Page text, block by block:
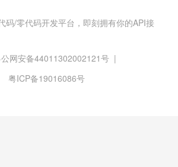
码/零代码开发平台，即刻拥有你的API接
网安备44011302002121号 |
粤ICP备19016086号